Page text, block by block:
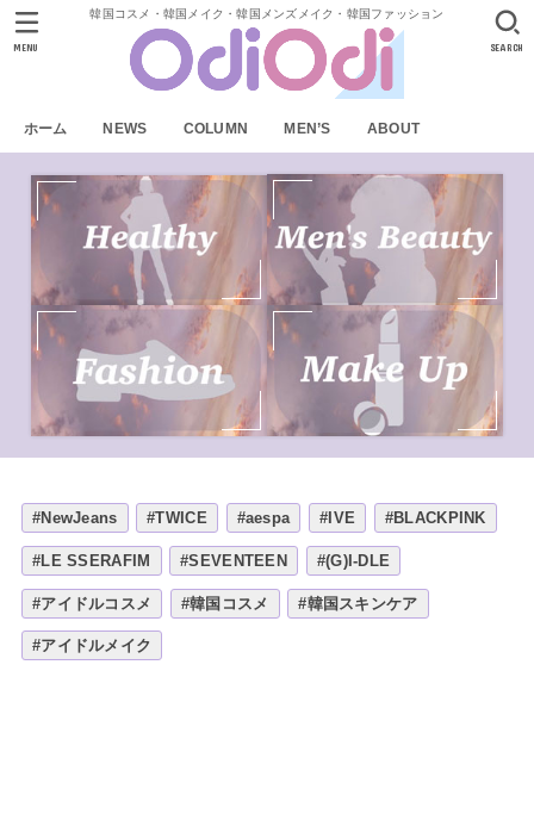
韓国コスメ・韓国メイク・韓国メンズメイク・韓国ファッション
ホーム NEWS COLUMN MEN’S ABOUT
SEARCH
MENU
#NewJeans #TWICE #aespa #IVE #BLACKPINK
#LE SSERAFIM #SEVENTEEN #(G)I-DLE
#アイドルコスメ #韓国コスメ #韓国スキンケア
#アイドルメイク